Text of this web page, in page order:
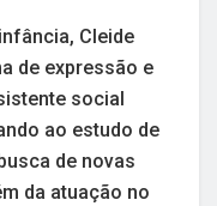
Cleide
de expressão e
social
ao estudo de
de novas
da atuação no